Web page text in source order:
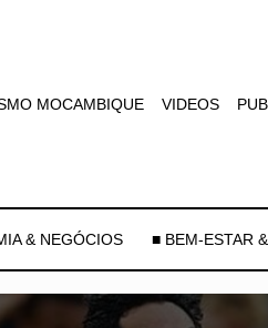
MOCAMBIQUE VIDEOS
& NEGÓCIOS ■ BEM-ESTAR